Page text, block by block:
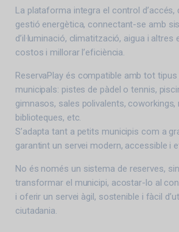
La plataforma integra el control d’accés,
gestió energètica, connectant-se amb
d’il·luminació, climatització, aigua i
costos i millorar l’eficiència.
ReservaPlay és compatible amb tot tipus
municipals: pistes de pàdel o tennis,
gimnasos, sales polivalents,
biblioteques, etc.
S’adapta tant a petits municipis com a
garantint un servei modern, accessible i
No és només un sistema de reserves,
transformar el municipi, acostar-lo al
i oferir un servei àgil, sostenible i fàcil
ciutadania.